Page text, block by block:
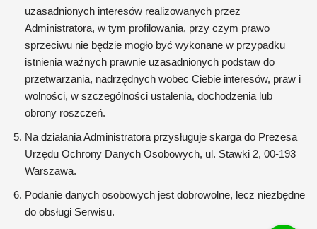
uzasadnionych interesów realizowanych przez
Administratora, w tym profilowania, przy czym prawo
sprzeciwu nie będzie mogło być wykonane w przypadku
istnienia ważnych prawnie uzasadnionych podstaw do
przetwarzania, nadrzędnych wobec Ciebie interesów, praw i
wolności, w szczególności ustalenia, dochodzenia lub
obrony roszczeń.
Na działania Administratora przysługuje skarga do Prezesa
Urzędu Ochrony Danych Osobowych, ul. Stawki 2, 00-193
Warszawa.
Podanie danych osobowych jest dobrowolne, lecz niezbędne
do obsługi Serwisu.